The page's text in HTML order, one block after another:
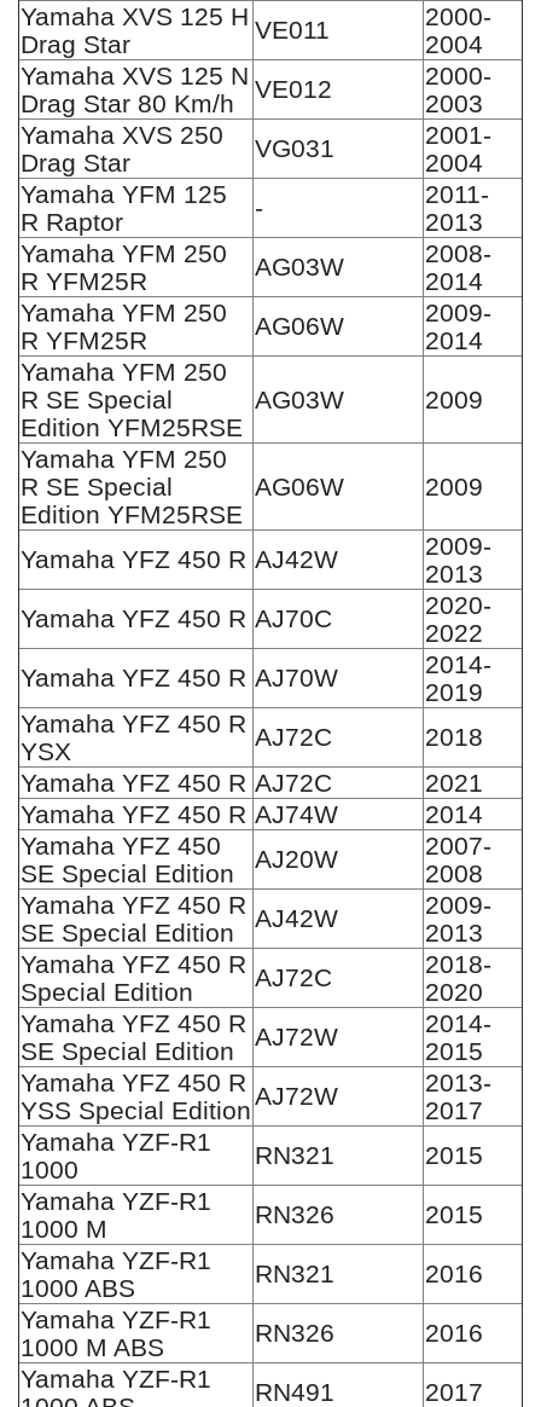
Yamaha XVS 125 H
Drag Star
VE011
2000-
2004
Yamaha XVS 125 N
Drag Star 80 Km/h
VE012
2000-
2003
Yamaha XVS 250
Drag Star
VG031
2001-
2004
Yamaha YFM 125
R Raptor
-
2011-
2013
Yamaha YFM 250
R YFM25R
AG03W
2008-
2014
Yamaha YFM 250
R YFM25R
AG06W
2009-
2014
Yamaha YFM 250
R SE Special
Edition YFM25RSE
AG03W 2009
Yamaha YFM 250
R SE Special
Edition YFM25RSE
AG06W 2009
Yamaha YFZ 450 R AJ42W
2009-
2013
Yamaha YFZ 450 R AJ70C
2020-
2022
Yamaha YFZ 450 R AJ70W
2014-
2019
Yamaha YFZ 450 R
YSX
AJ72C
2018
Yamaha YFZ 450 R AJ72C
2021
Yamaha YFZ 450 R AJ74W
2014
Yamaha YFZ 450
SE Special Edition
AJ20W
2007-
2008
Yamaha YFZ 450 R
SE Special Edition
AJ42W
2009-
2013
Yamaha YFZ 450 R
Special Edition
AJ72C
2018-
2020
Yamaha YFZ 450 R
SE Special Edition
AJ72W
2014-
2015
Yamaha YFZ 450 R
YSS Special Edition
AJ72W
2013-
2017
Yamaha YZF-R1
1000
RN321
2015
Yamaha YZF-R1
1000 M
RN326
2015
Yamaha YZF-R1
1000 ABS
RN321
2016
Yamaha YZF-R1
1000 M ABS
RN326
2016
Yamaha YZF-R1
RN491 2017